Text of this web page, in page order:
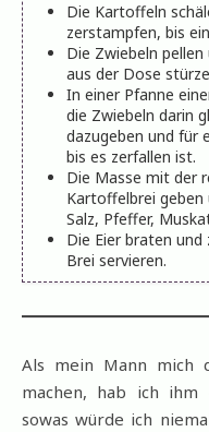
Die Kartoffeln
zerstampfen, bis
Die Zwiebeln
aus der Dose
In einer Pfanne
die Zwiebeln darin
dazugeben und für
bis es zerfallen ist.
Die Masse mit der
Kartoffelbrei
Salz, Pfeffer,
Die Eier braten
Brei servieren.
Als mein Mann mich
machen, hab ich ihm
sowas würde ich